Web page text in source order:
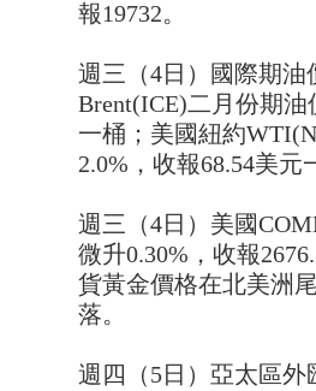
報19732。
週三（4日）國際期
Brent(ICE)二月份期油
一桶；美國紐約
2.0%，收報68.54美元
週三（4日）美國
微升0.30%，收報
貨黃金價格在北美洲
落。
週四（5日）亞太區